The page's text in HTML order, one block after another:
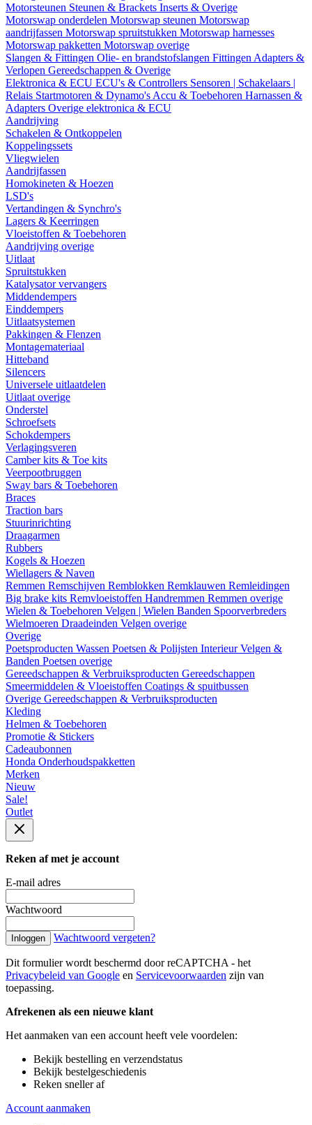
Motorsteunen Steunen & Brackets Inserts & Overige
Motorswap onderdelen Motorswap steunen Motorswap
aandrijfassen Motorswap spruitstukken Motorswap harnesses
Motorswap pakketten Motorswap overige
Slangen & Fittingen Olie- en brandstofslangen Fittingen Adapters &
Verlopen Gereedschappen & Overige
Elektronica & ECU ECU's & Controllers Sensoren | Schakelaars |
Relais Startmotoren & Dynamo's Accu & Toebehoren Harnassen &
Adapters Overige elektronica & ECU
Aandrijving
Schakelen & Ontkoppelen
Koppelingssets
Vliegwielen
Aandrijfassen
Homokineten & Hoezen
LSD's
Vertandingen & Synchro's
Lagers & Keerringen
Vloeistoffen & Toebehoren
Aandrijving overige
Uitlaat
Spruitstukken
Katalysator vervangers
Middendempers
Einddempers
Uitlaatsystemen
Pakkingen & Flenzen
Montagemateriaal
Hitteband
Silencers
Universele uitlaatdelen
Uitlaat overige
Onderstel
Schroefsets
Schokdempers
Verlagingsveren
Camber kits & Toe kits
Veerpootbruggen
Sway bars & Toebehoren
Braces
Traction bars
Stuurinrichting
Draagarmen
Rubbers
Kogels & Hoezen
Wiellagers & Naven
Remmen Remschijven Remblokken Remklauwen Remleidingen
Big brake kits Remvloeistoffen Handremmen Remmen overige
Wielen & Toebehoren Velgen | Wielen Banden Spoorverbreders
Wielmoeren Draadeinden Velgen overige
Overige
Poetsproducten Wassen Poetsen & Polijsten InterieurVelgen &
Banden Poetsen overige
Gereedschappen & Verbruiksproducten Gereedschappen
Smeermiddelen & Vloeistoffen Coatings & spuitbussen
Overige Gereedschappen & Verbruiksproducten
Kleding
Helmen & Toebehoren
Promotie & Stickers
Cadeaubonnen
Honda Onderhoudspakketten
Merken
Nieuw
Sale!
Outlet
Reken af met je account
E-mail adres
Wachtwoord
Inloggen Wachtwoord vergeten?
Dit formulier wordt beschermd door reCAPTCHA - het
Privacybeleid van Google en Servicevoorwaarden zijn van
toepassing.
Afrekenen als een nieuwe klant
Het aanmaken van een account heeft vele voordelen:
Bekijk bestelling en verzendstatus
Bekijk bestelgeschiedenis
Reken sneller af
Account aanmaken